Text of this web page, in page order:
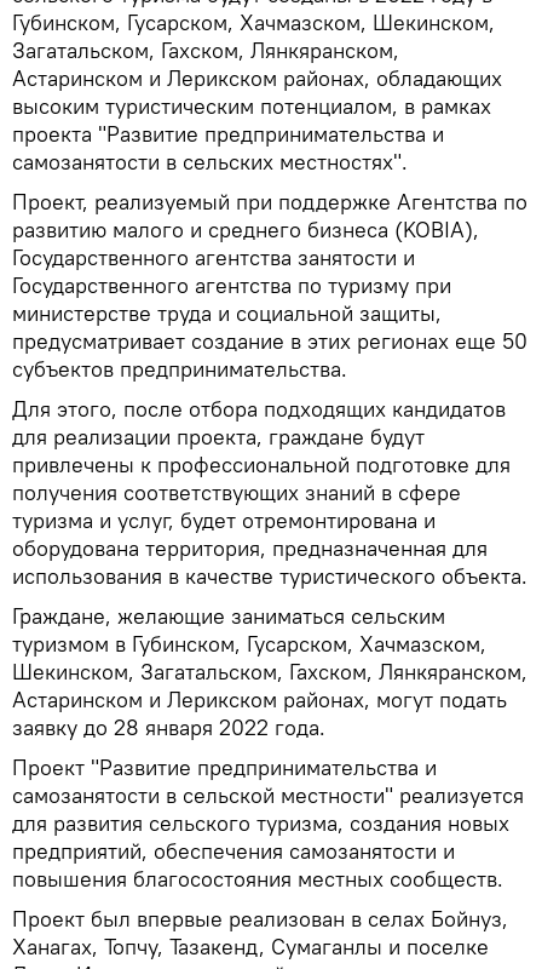
Губинском, Гусарском, Хачмазском, Шекинском,
Загатальском, Гахском, Лянкяранском,
Астаринском и Лерикском районах, обладающих
высоким туристическим потенциалом, в рамках
проекта "Развитие предпринимательства и
самозанятости в сельских местностях".
Проект, реализуемый при поддержке Агентства по
развитию малого и среднего бизнеса (KOBIA),
Государственного агентства занятости и
Государственного агентства по туризму при
министерстве труда и социальной защиты,
предусматривает создание в этих регионах еще 50
субъектов предпринимательства.
Для этого, после отбора подходящих кандидатов
для реализации проекта, граждане будут
привлечены к профессиональной подготовке для
получения соответствующих знаний в сфере
туризма и услуг, будет отремонтирована и
оборудована территория, предназначенная для
использования в качестве туристического объекта.
Граждане, желающие заниматься сельским
туризмом в Губинском, Гусарском, Хачмазском,
Шекинском, Загатальском, Гахском, Лянкяранском,
Астаринском и Лерикском районах, могут подать
заявку до 28 января 2022 года.
Проект "Развитие предпринимательства и
самозанятости в сельской местности" реализуется
для развития сельского туризма, создания новых
предприятий, обеспечения самозанятости и
повышения благосостояния местных сообществ.
Проект был впервые реализован в селах Бойнуз,
Ханагах, Топчу, Тазакенд, Сумаганлы и поселке